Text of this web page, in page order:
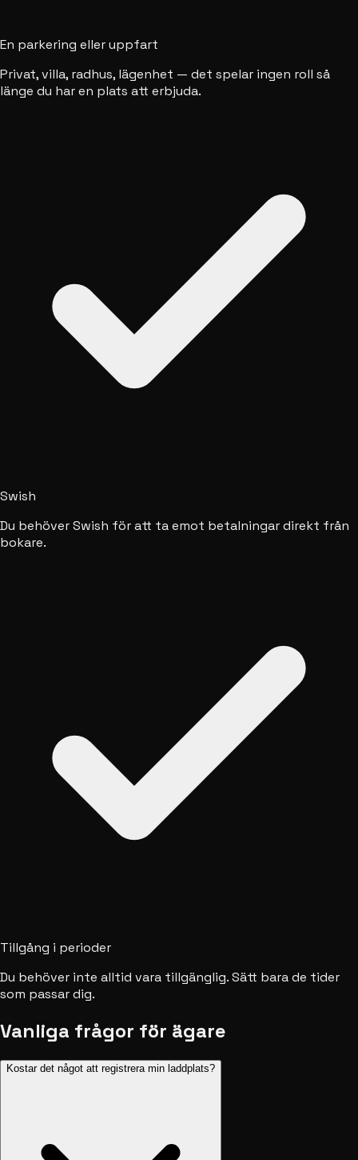
En parkering eller uppfart
Privat, villa, radhus, lägenhet — det spelar ingen roll så
länge du har en plats att erbjuda.
Swish
Du behöver Swish för att ta emot betalningar direkt från
bokare.
Tillgång i perioder
Du behöver inte alltid vara tillgänglig. Sätt bara de tider
som passar dig.
Vanliga frågor för ägare
Kostar det något att registrera min laddplats?